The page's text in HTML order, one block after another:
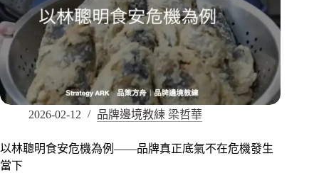
2026-02-12 品牌邊境教練 梁哲華
以林聰明食安危機為例——品牌真正底氣不在危機發生
當下